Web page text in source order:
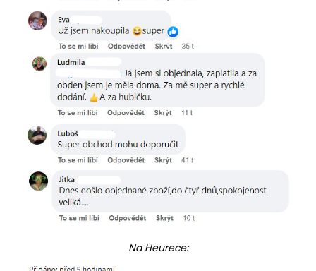
Na Heurece: